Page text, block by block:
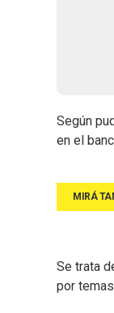
Según
en el
Se trata
por